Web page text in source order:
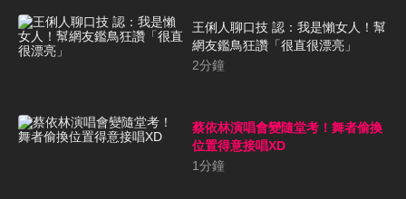
王俐人聊口技 認：我是懶女人！幫
網友鑑鳥狂讚「很直很漂亮」
2分鐘
蔡依林演唱會變隨堂考！舞者偷換
位置得意接唱XD
1分鐘